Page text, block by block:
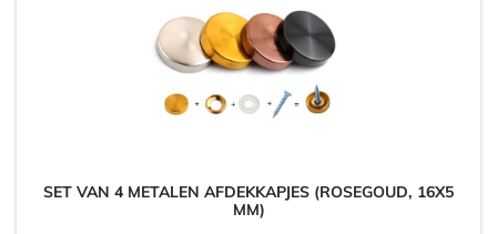
SET VAN 4 METALEN AFDEKKAPJES (ROSEGOUD, 16X5
MM)